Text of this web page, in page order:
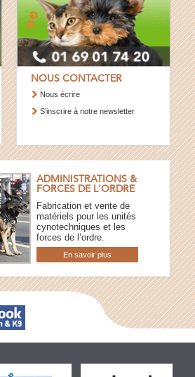
NOUS CONTACTER
Nous écrire
S’inscrire à notre newsletter
ADMINISTRATIONS &
FORCES DE L'ORDRE
Fabrication et vente de
matériels pour les unités
cynotechniques et les
forces de l’ordre.
En savoir plus